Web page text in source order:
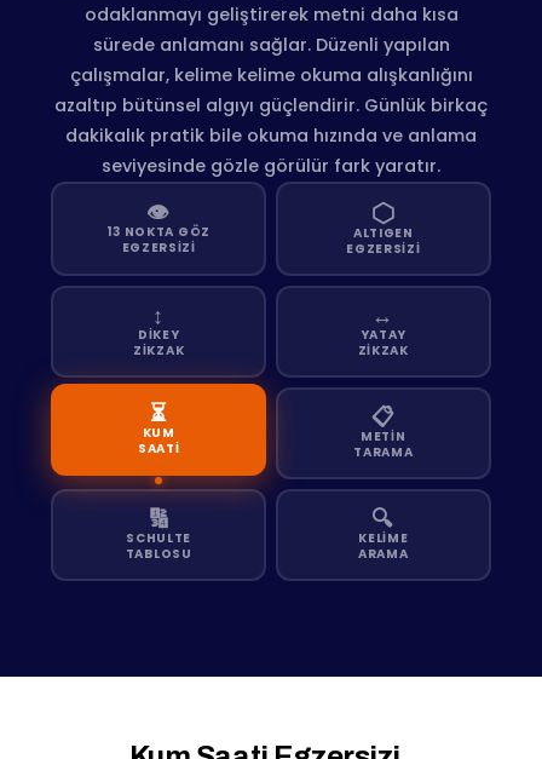
odaklanmayı geliştirerek metni daha kısa
sürede anlamanı sağlar. Düzenli yapılan
çalışmalar, kelime kelime okuma alışkanlığını
azaltıp bütünsel algıyı güçlendirir. Günlük birkaç
dakikalık pratik bile okuma hızında ve anlama
seviyesinde gözle görülür fark yaratır.
👁️
13 NOKTA GÖZ
EGZERSİZİ
ALTIGEN
EGZERSİZİ
↕️
DİKEY
ZİKZAK
↔️
YATAY
ZİKZAK
⏳
KUM
SAATİ
📋
METİN
TARAMA
🔢
SCHULTE
TABLOSU
🔍
KELİME
ARAMA